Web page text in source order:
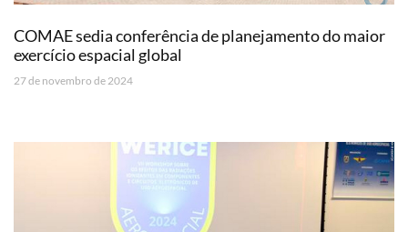
COMAE sedia conferência de planejamento do maior
exercício espacial global
27 de novembro de 2024